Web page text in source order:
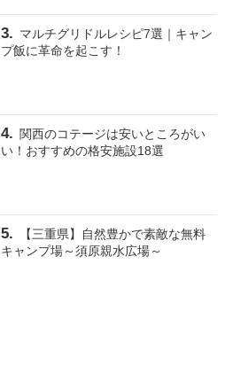
マルチグリドルレシピ7選｜キャン
プ飯に革命を起こす！
関西のコテージは安いところがい
い！おすすめの格安施設18選
【三重県】自然豊かで素敵な無料
キャンプ場～須原親水広場～